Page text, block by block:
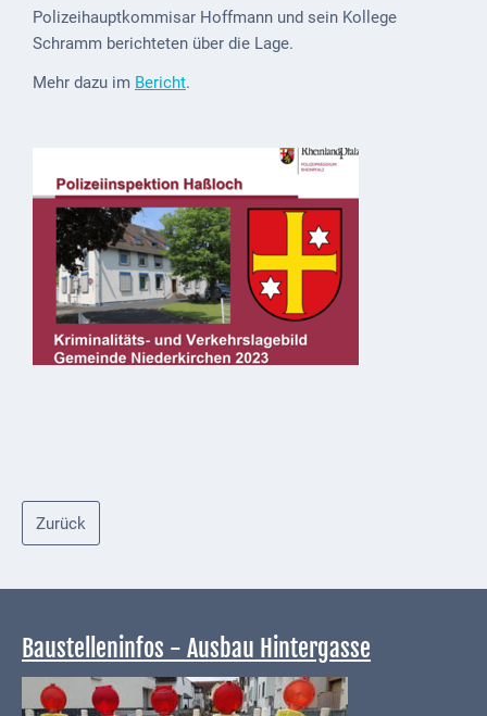
Abfallentsorgung
Energieversorgung
Post
Mobilität
Wasser-
und
Abwasser
Media
Sitemap
Polizeihauptkommisar Hoffmann und sein Kollege
Schramm berichteten über die Lage.
Mehr dazu im Bericht.
Zurück
Baustelleninfos - Ausbau Hintergasse